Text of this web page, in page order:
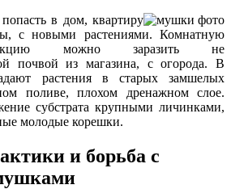
в дом, квартиру
с новыми растениями. Комнатную
можно заразить не
почвой из магазина, с огорода. В
растения в старых замшелых
поливе, плохом дренажном слое.
субстрата крупными личинками,
молодые корешки.
и борьба с